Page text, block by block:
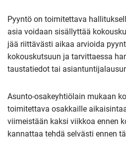
Pyyntö on toimitettava
asia voidaan sisällyttää
jää riittävästi aikaa arvioida
kokouskutsuun ja tarvittaessa
taustatiedot tai
Asunto-osakeyhtiölain mukaan
toimitettava osakkaille
viimeistään kaksi viikkoa ennen
kannattaa tehdä selvästi ennen